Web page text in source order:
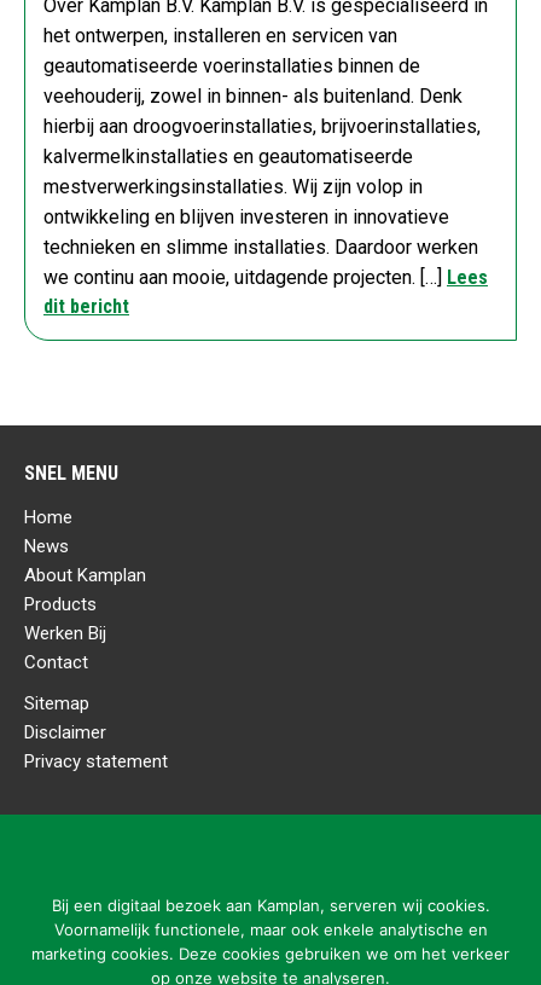
Over Kamplan B.V. Kamplan B.V. is gespecialiseerd in
het ontwerpen, installeren en servicen van
geautomatiseerde voerinstallaties binnen de
veehouderij, zowel in binnen- als buitenland. Denk
hierbij aan droogvoerinstallaties, brijvoerinstallaties,
kalvermelkinstallaties en geautomatiseerde
mestverwerkingsinstallaties. Wij zijn volop in
ontwikkeling en blijven investeren in innovatieve
technieken en slimme installaties. Daardoor werken
we continu aan mooie, uitdagende projecten. […] Lees
dit bericht
SNEL MENU
Home
News
About Kamplan
Products
Werken Bij
Contact
Sitemap
Disclaimer
Privacy statement
5281 RN Boxtel
Tel: 31 (0)411-615700
Bij een digitaal bezoek aan Kamplan, serveren wij cookies.
Voornamelijk functionele, maar ook enkele analytische en
marketing cookies. Deze cookies gebruiken we om het verkeer
op onze website te analyseren.